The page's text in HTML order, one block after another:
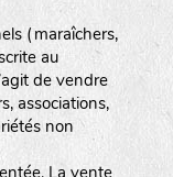
(maraîchers,
au
de vendre
associations,
non
La vente